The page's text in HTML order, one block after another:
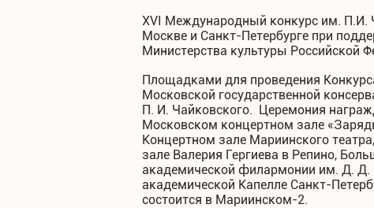
XVI Международный конкурс им. П.И.
Москве и Санкт-Петербурге при
Министерства культуры Российской
Площадками для проведения
Московской государственной
П. И. Чайковского. Церемония
Московском концертном зале
Концертном зале Мариинского
зале Валерия Гергиева в Репино,
академической филармонии им. Д. Д.
академической Капелле Санкт-
состоится в Мариинском-2.